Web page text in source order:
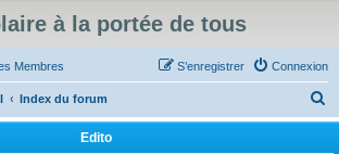
à la portée de tous
Membres Connexion
S’enregistrer
Index du forum
e
Edito